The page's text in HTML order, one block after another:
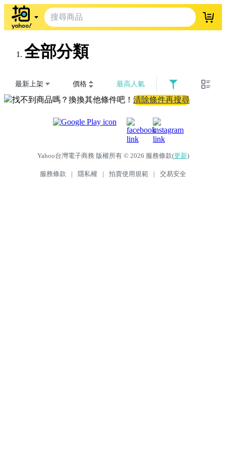
登入
全部分類
最新上架 價格 最高人氣
找不到商品嗎？換換其他條件吧！ 清除條件再搜尋
Yahoo台灣電子商務 版權所有 © 2026 服務條款(更新)
服務條款 | 隱私權 | 拍賣使用規範 | 交易安全